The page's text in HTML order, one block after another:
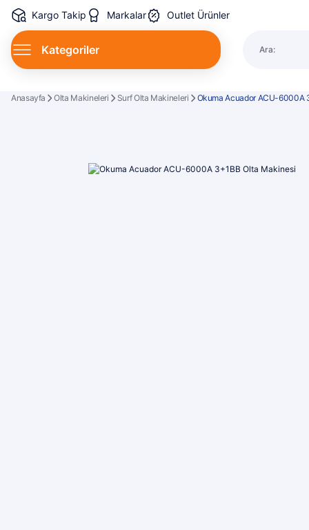
Kargo Takip Markalar Outlet Ürünler
Kategoriler Ara:
Anasayfa Olta Makineleri Surf Olta Makineleri Okuma Acuador ACU-6000A